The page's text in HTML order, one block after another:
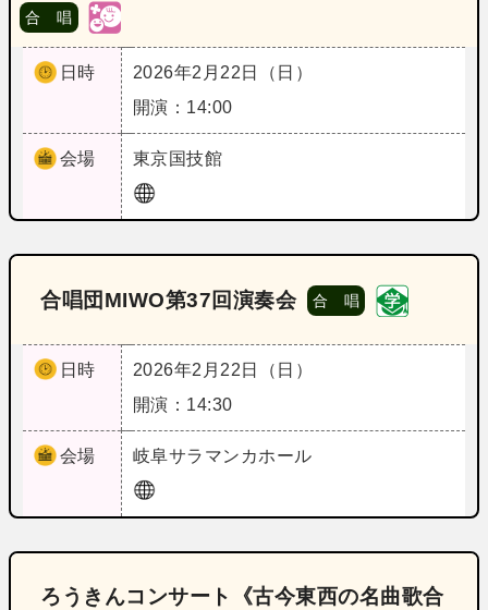
合 唱
日時
2026年2月22日（日）
開演：14:00
会場 東京 国技館
合唱団MIWO第37回演奏会 合 唱
日時
2026年2月22日（日）
開演：14:30
会場 岐阜サラマンカホール
ろうきんコンサート《古今東西の名曲歌合